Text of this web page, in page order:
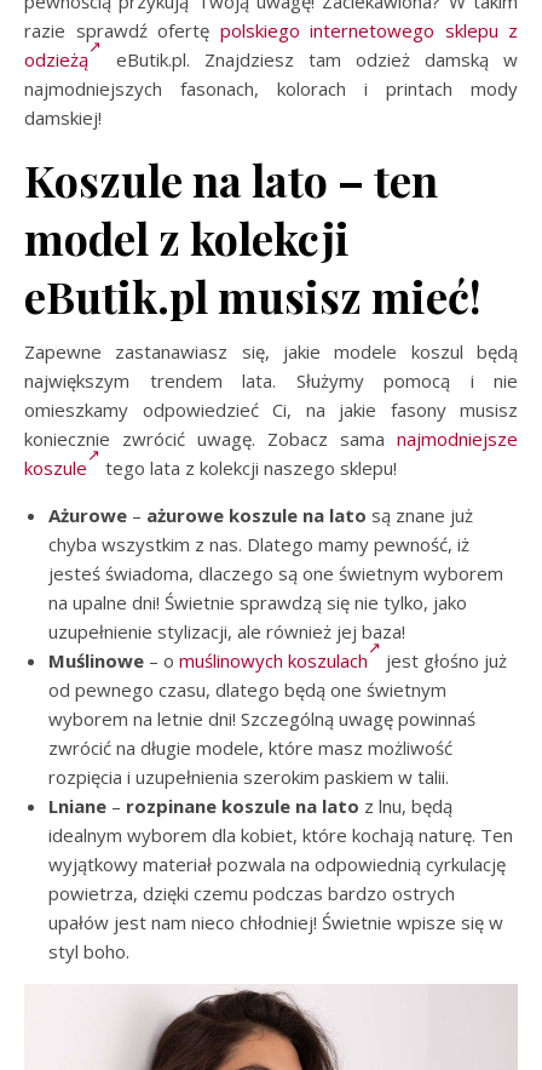
razie sprawdź ofertę polskiego internetowego sklepu z
odzieżą
eButik.pl. Znajdziesz tam odzież damską w
najmodniejszych fasonach, kolorach i printach mody
damskiej!
Koszule na lato – ten
model z kolekcji
eButik.pl musisz mieć!
Zapewne zastanawiasz się, jakie modele koszul będą
największym trendem lata. Służymy pomocą i nie
omieszkamy odpowiedzieć Ci, na jakie fasony musisz
koniecznie zwrócić uwagę. Zobacz sama najmodniejsze
koszule
tego lata z kolekcji naszego sklepu!
Ażurowe – ażurowe koszule na lato są znane już
chyba wszystkim z nas. Dlatego mamy pewność, iż
jesteś świadoma, dlaczego są one świetnym wyborem
na upalne dni! Świetnie sprawdzą się nie tylko, jako
uzupełnienie stylizacji, ale również jej baza!
Muślinowe – o muślinowych koszulach
jest głośno już
od pewnego czasu, dlatego będą one świetnym
wyborem na letnie dni! Szczególną uwagę powinnaś
zwrócić na długie modele, które masz możliwość
rozpięcia i uzupełnienia szerokim paskiem w talii.
Lniane – rozpinane koszule na lato z lnu, będą
idealnym wyborem dla kobiet, które kochają naturę. Ten
wyjątkowy materiał pozwala na odpowiednią cyrkulację
powietrza, dzięki czemu podczas bardzo ostrych
upałów jest nam nieco chłodniej! Świetnie wpisze się w
styl boho.